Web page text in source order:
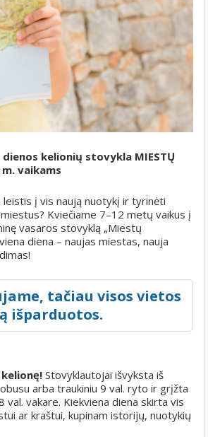
kelionių stovykla MIESTŲ
m. vaikams
į vis naują nuotykį ir tyrinėti
Kviečiame 7–12 metų vaikus į
vasaros stovyklą „Miestų
diena – naujas miestas, nauja
tačiau visos vietos
išparduotos.
Stovyklautojai išvyksta iš
arba traukiniu 9 val. ryto ir grįžta
vakare. Kiekviena diena skirta vis
ar kraštui, kupinam istorijų, nuotykių